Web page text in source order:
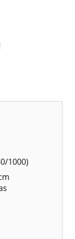
1000)